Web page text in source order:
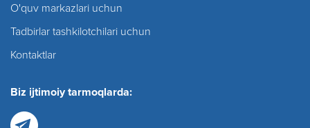
O'quv markazlari uchun
Tadbirlar tashkilotchilari uchun
Kontaktlar
Biz ijtimoiy tarmoqlarda: